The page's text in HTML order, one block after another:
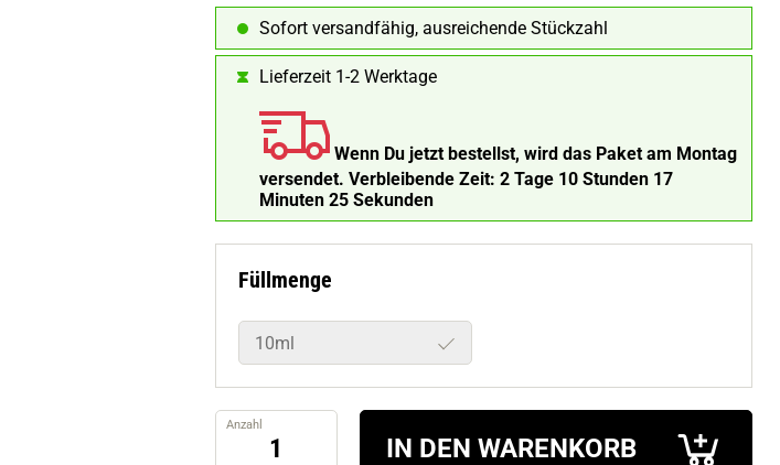
Sofort versandfähig, ausreichende Stückzahl
Lieferzeit 1-2 Werktage
Wenn Du jetzt bestellst, wird das Paket am Montag
versendet. Verbleibende Zeit: 2 Tage 10 Stunden 17
Minuten 25 Sekunden
Füllmenge
10ml
Anzahl
IN DEN WARENKORB